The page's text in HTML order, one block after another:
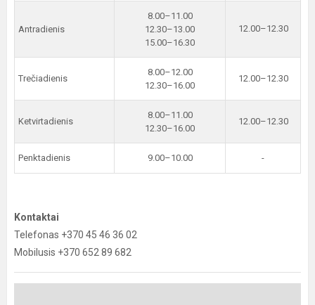
Antradienis
8.00–11.00
12.30–13.00
15.00–16.30
12.00–12.30
Trečiadienis
8.00–12.00
12.30–16.00
12.00–12.30
Ketvirtadienis
8.00–11.00
12.30–16.00
12.00–12.30
Penktadienis 9.00–10.00 -
Kontaktai
Telefonas +370 45 46 36 02
Mobilusis +370 652 89 682